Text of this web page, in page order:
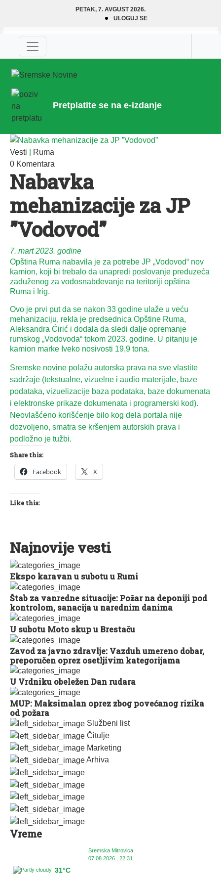
PETAK, 7. AVGUST 2026.
ULOGUJ SE
Pretplatite se na e-izdanje
Službeni list
Čitulje
Marketing
Arhiva
Vreme
Sremska Mitrovica
07.08.2026., 22:31
31°C
Vesti
Ruma
0 Komentara
Nabavka
mehanizacije za JP
”Vodovod”
7. mart 2023. godine
Opština Ruma nabavila je za potrebe JP „Vodovod“ nov
kamion, koji bi trebalo da unapredi poslovanje preduzeća
zaduženog za vodosnabdevanje na teritoriji opština
Ruma i Irig.
Ovo je prvi put da se nakon 33 godine ulaže u veću
mehanizaciju, rekla je predsednica Opštine Ruma,
Aleksandra Ćirić i dodala da sledi dalje opremanje
rumskog „Vodovoda“ tokom 2023. godine. U pitanju je
kamion marke Iveko nosivosti 19,9 tona.
Sremske novine polažu autorska prava na sve vlastite
sadržaje (tekstualne, vizuelne i audio materijale, baze
podataka, vizuelizacije baza podataka, baze dokumenata
i elektronske prikaze dokumenata i programerski kod).
Neovlašćeno korišćenje bilo kog dela portala nije
dozvoljeno, smatra se kršenjem autorskih prava i
podložno je tužbi.
Share this:
Facebook X
Like this:
Najnovije vesti
Ekspo karavan u subotu u Rumi
Štab za vanredne situacije: Požar na deponiji pod
kontrolom, sanacija u narednim danima
U subotu Moto skup u Brestaču
Zavod za javno zdravlje: Vazduh umereno dobar,
preporučen oprez osetljivim kategorijama
U Vrdniku obeležen Dan rudara
MUP: Maksimalan oprez zbog povećanog rizika
od požara